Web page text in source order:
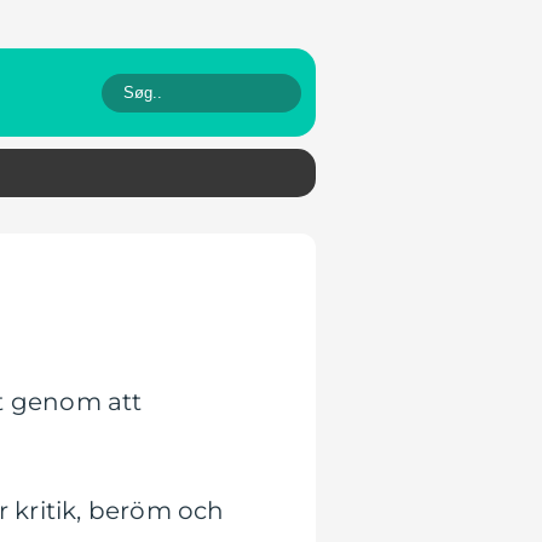
genom att
kritik, beröm och